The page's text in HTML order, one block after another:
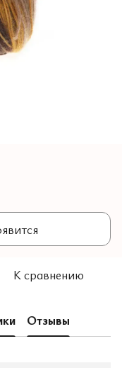
К сравнению
Отзывы